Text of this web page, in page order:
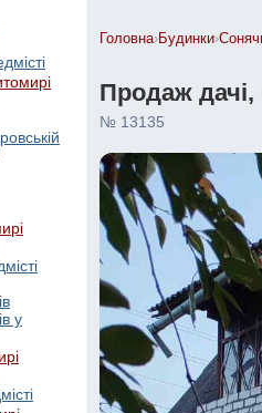
у
Головна›Будинки›
Продаж дачі,
№ 13135